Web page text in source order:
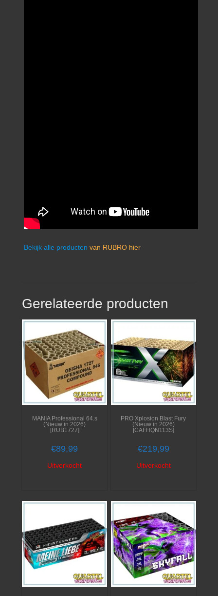
Bekijk alle producten van RUBRO hier
Gerelateerde producten
MANIA Professional 64.s
(Nieuw in 2026)
[RUB1727]
€89,99
Uitverkocht
PRO Xplosion Blast Fury
(Nieuw in 2026)
[CAFHQN113S]
€219,99
Uitverkocht